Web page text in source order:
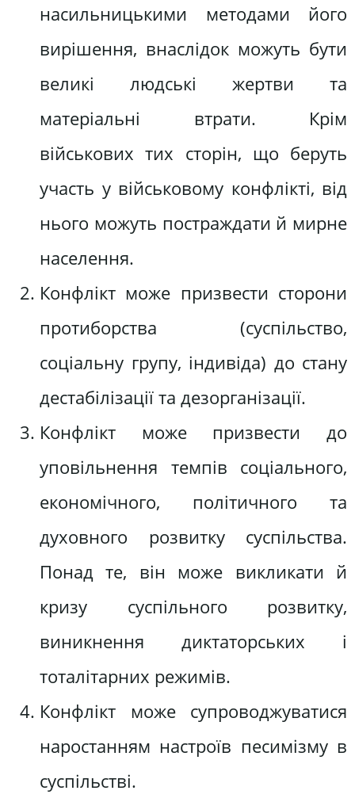
насильницькими методами його
вирішення, внаслідок можуть бути
великі людські жертви та
матеріальні втрати. Крім
військових тих сторін, що беруть
участь у військовому конфлікті, від
нього можуть постраждати й мирне
населення.
Конфлікт може призвести сторони
протиборства (суспільство,
соціальну групу, індивіда) до стану
дестабілізації та дезорганізації.
Конфлікт може призвести до
уповільнення темпів соціального,
економічного, політичного та
духовного розвитку суспільства.
Понад те, він може викликати й
кризу суспільного розвитку,
виникнення диктаторських і
тоталітарних режимів.
Конфлікт може супроводжуватися
наростанням настроїв песимізму в
суспільстві.